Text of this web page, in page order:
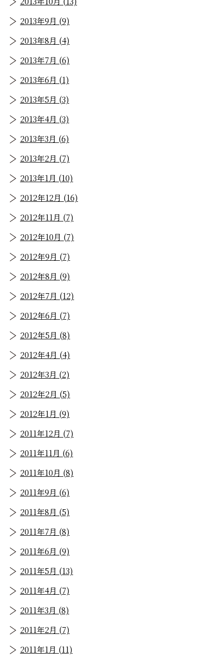
2013年9月 (9)
2013年8月 (4)
2013年7月 (6)
2013年6月 (1)
2013年5月 (3)
2013年4月 (3)
2013年3月 (6)
2013年2月 (7)
2013年1月 (10)
2012年12月 (16)
2012年11月 (7)
2012年10月 (7)
2012年9月 (7)
2012年8月 (9)
2012年7月 (12)
2012年6月 (7)
2012年5月 (8)
2012年4月 (4)
2012年3月 (2)
2012年2月 (5)
2012年1月 (9)
2011年12月 (7)
2011年11月 (6)
2011年10月 (8)
2011年9月 (6)
2011年8月 (5)
2011年7月 (8)
2011年6月 (9)
2011年5月 (13)
2011年4月 (7)
2011年3月 (8)
2011年2月 (7)
2011年1月 (11)